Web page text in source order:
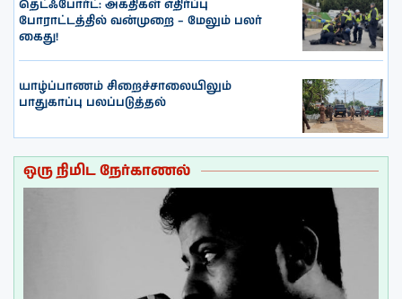
தெட்ஃபோர்ட்: அகதிகள் எதிர்ப்பு
போராட்டத்தில் வன்முறை – மேலும் பலர்
கைது!
யாழ்ப்பாணம் சிறைச்சாலையிலும்
பாதுகாப்பு பலப்படுத்தல்
ஒரு நிமிட நேர்காணல்